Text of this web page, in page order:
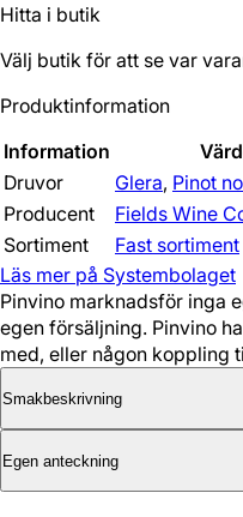
Hitta i butik
Välj butik för att se var
Produktinformation
Information
Druvor
Glera, Pinot
Producent
Fields Wine
Sortiment
Fast sortiment
Läs mer på Systembolaget
Pinvino marknadsför inga
egen försäljning. Pinvino
med, eller någon koppling
Smakbeskrivning
Egen anteckning